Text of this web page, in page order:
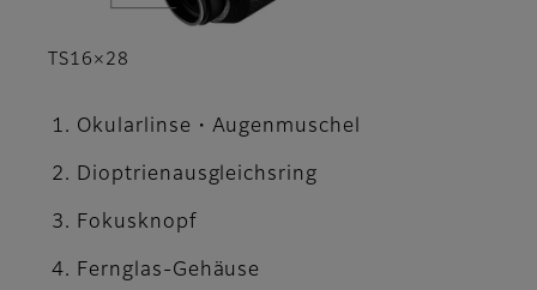
TS16×28
Okularlinse・Augenmuschel
Dioptrienausgleichsring
Fokusknopf
Fernglas-Gehäuse